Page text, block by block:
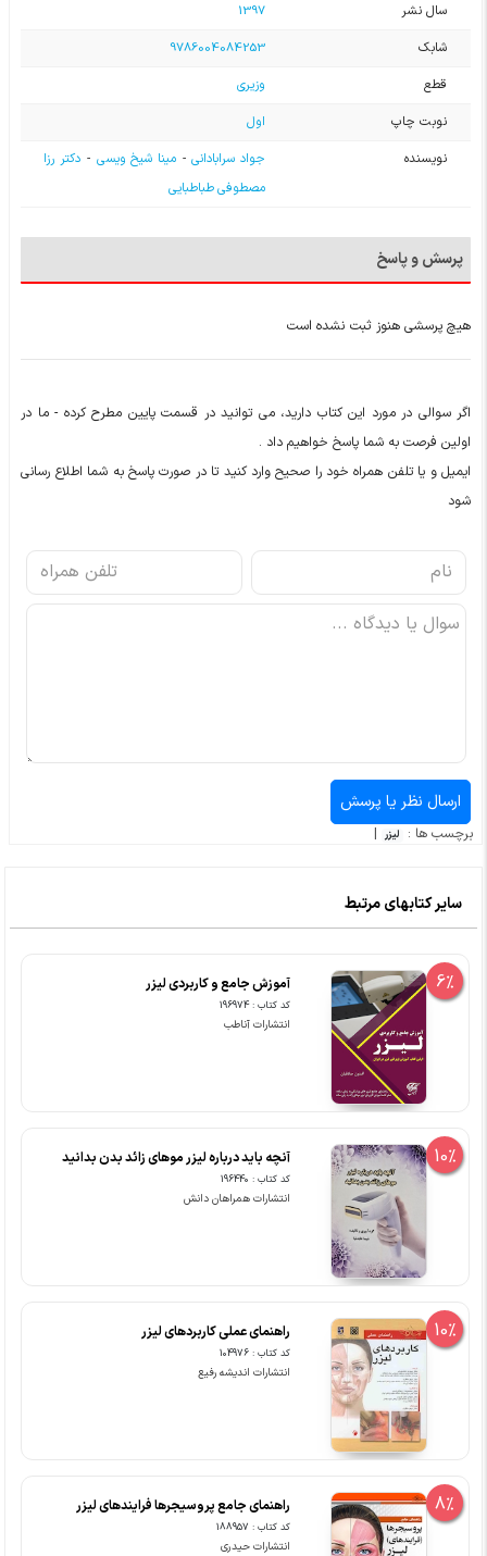
سال نشر
1397
شابک
9786004084253
قطع
وزیری
نوبت چاپ
اول
نویسنده
جواد سرابادانی-مینا شیخ ویسی - دکتر رزا
مصطوفی طباطبایی
پرسش و پاسخ
هیچ پرسشی هنوز ثبت نشده است
اگر سوالی در مورد این کتاب دارید، می توانید در قسمت پایین مطرح کرده - ما در
اولین فرصت به شما پاسخ خواهیم داد .
ایمیل و یا تلفن همراه خود را صحیح وارد کنید تا در صورت پاسخ به شما اطلاع رسانی
شود
برچسب ها : لیزر |
سایر کتابهای مرتبط
6% آموزش جامع و کاربردی لیزر
کد کتاب : 196974
انتشارات آناطب
10% آنچه باید درباره لیزر موهای زائد بدن بدانید
کد کتاب : 196440
انتشارات همراهان دانش
10% راهنمای عملی کاربردهای لیزر
کد کتاب : 104976
انتشارات اندیشه رفیع
8% راهنمای جامع پروسیجرها فرایندهای لیزر
کد کتاب : 188957
انتشارات حیدری